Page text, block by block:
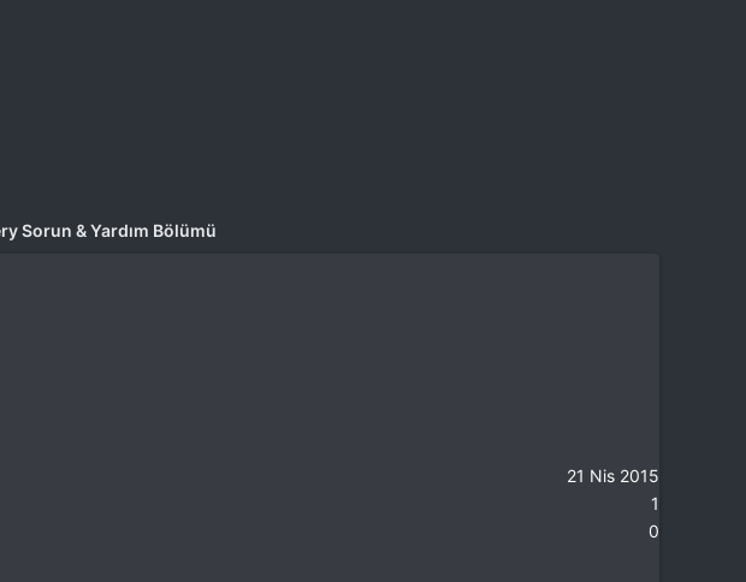
Sorun & Yardım Bölümü
21 Nis 2015
1
0